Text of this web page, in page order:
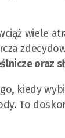
wiele
oraz
kiedy
To